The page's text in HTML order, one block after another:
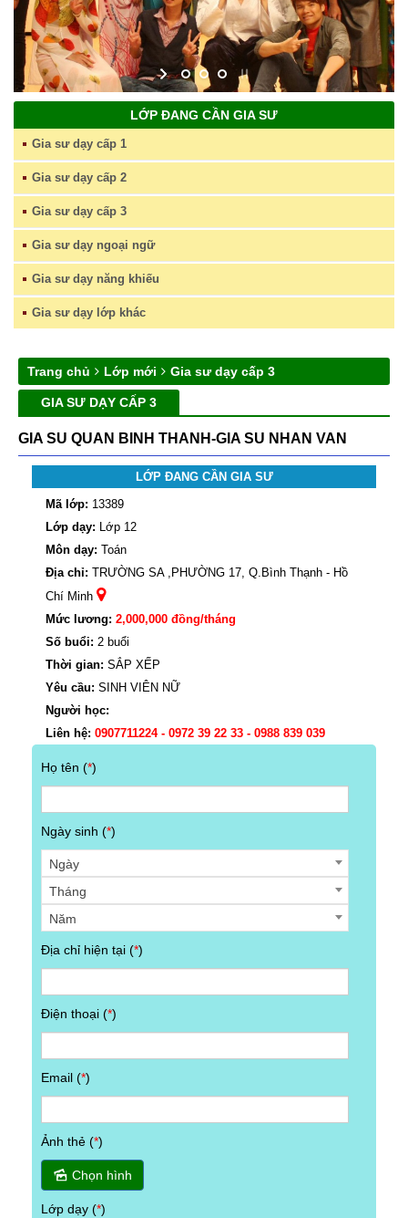
LỚP ĐANG CẦN GIA SƯ
Gia sư dạy cấp 1
Gia sư dạy cấp 2
Gia sư dạy cấp 3
Gia sư dạy ngoại ngữ
Gia sư dạy năng khiếu
Gia sư dạy lớp khác
Trang chủ Lớp mới Gia sư dạy cấp 3
GIA SƯ DẠY CẤP 3
GIA SU QUAN BINH THANH-GIA SU NHAN VAN
LỚP ĐANG CẦN GIA SƯ
Mã lớp: 13389
Lớp dạy: Lớp 12
Môn dạy: Toán
Địa chỉ: TRƯỜNG SA ,PHƯỜNG 17, Q.Bình Thạnh - Hồ
Chí Minh
Mức lương: 2,000,000 đồng/tháng
Số buổi: 2 buổi
Thời gian: SẮP XẾP
Yêu cầu: SINH VIÊN NỮ
Người học:
Liên hệ: 0907711224 - 0972 39 22 33 - 0988 839 039
Họ tên (*)
Ngày sinh (*)
Ngày
Tháng
Năm
Địa chỉ hiện tại (*)
Điện thoại (*)
Email (*)
Ảnh thẻ (*)
Chọn hình
Lớp dạy (*)